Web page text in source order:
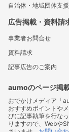
自治体・地域団体支
広告掲載・資料請
事業者お問合せ
資料請求
記事広告のご案内
aumoのページ掲
おでかけメディア「
おすすめポイントや
びに記事執筆を行な
りますので、Webや